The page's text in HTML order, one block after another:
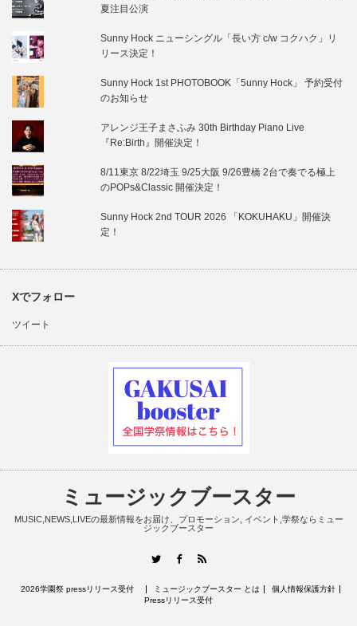
夏注目公演
Sunny Hock ニューシングル「長い方 c/w コクハク」リ
リース決定！
Sunny Hock 1st PHOTOBOOK「5unny Hock」 予約受付
のお知らせ
アレンジ王子まさふみ 30th Birthday Piano Live
『Re:Birth』開催決定！
8/11東京 8/22埼玉 9/25大阪 9/26豊橋 2台で奏でる極上
のPOPs&Classic 開催決定！
Sunny Hock 2nd TOUR 2026 「KOKUHAKU」開催決
定！
Xでフォロー
ツイート
ミュージックブースター
MUSIC,NEWS,LIVEの最新情報をお届け、プロモーション, イベント,学祭ならミュー
ジックブースター
TwitterFacebook
2026学園祭 pressリリース受付 ミュージックブースター とは
個人情報保護方針
Pressリリース受付